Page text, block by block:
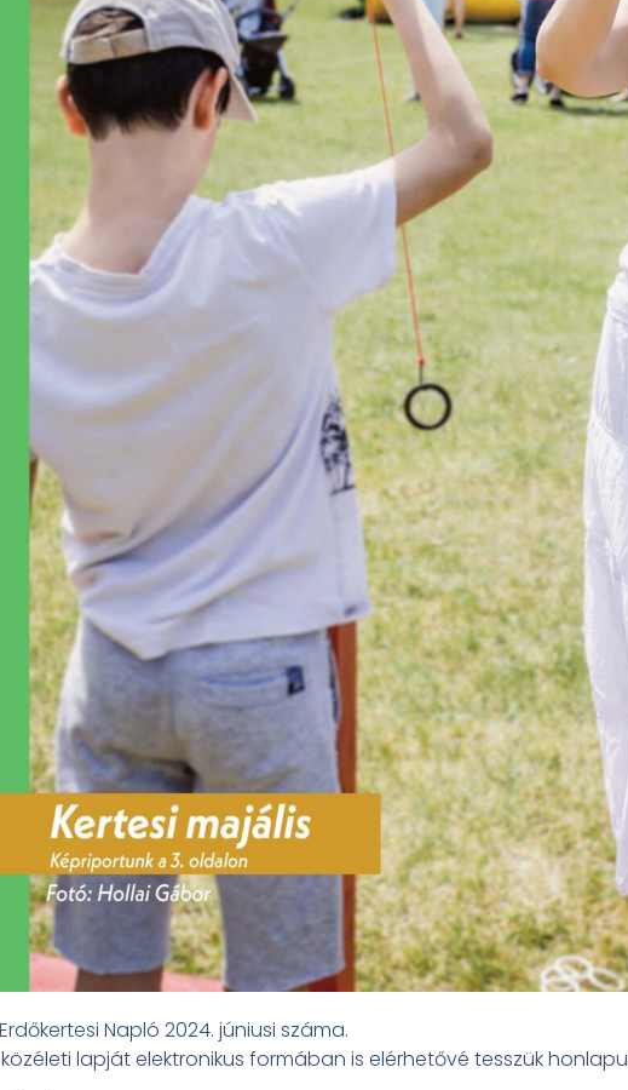
Napló 2024. júniusi száma.
lapját elektronikus formában is elérhetővé tesszük